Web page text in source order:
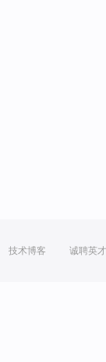
技术博客 诚聘英才